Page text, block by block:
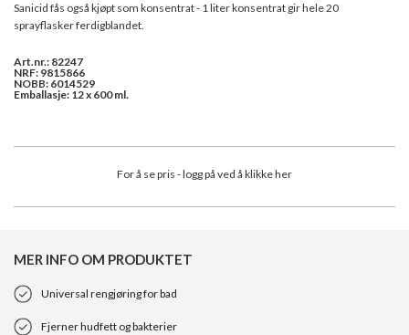
Sanicid fås også kjøpt som konsentrat - 1 liter konsentrat gir hele 20
sprayflasker ferdigblandet.
Art.nr.: 82247
NRF: 9815866
NOBB: 6014529
Emballasje: 12 x 600 ml.
For å se pris - logg på ved å klikke her
MER INFO OM PRODUKTET
Universal rengjøring for bad
Fjerner hudfett og bakterier